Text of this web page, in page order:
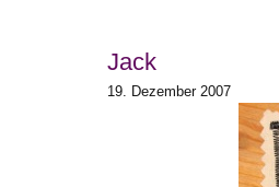
Jack
19. Dezember 2007